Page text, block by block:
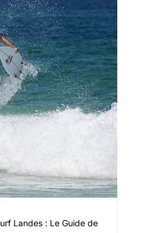
Landes : Le Guide de